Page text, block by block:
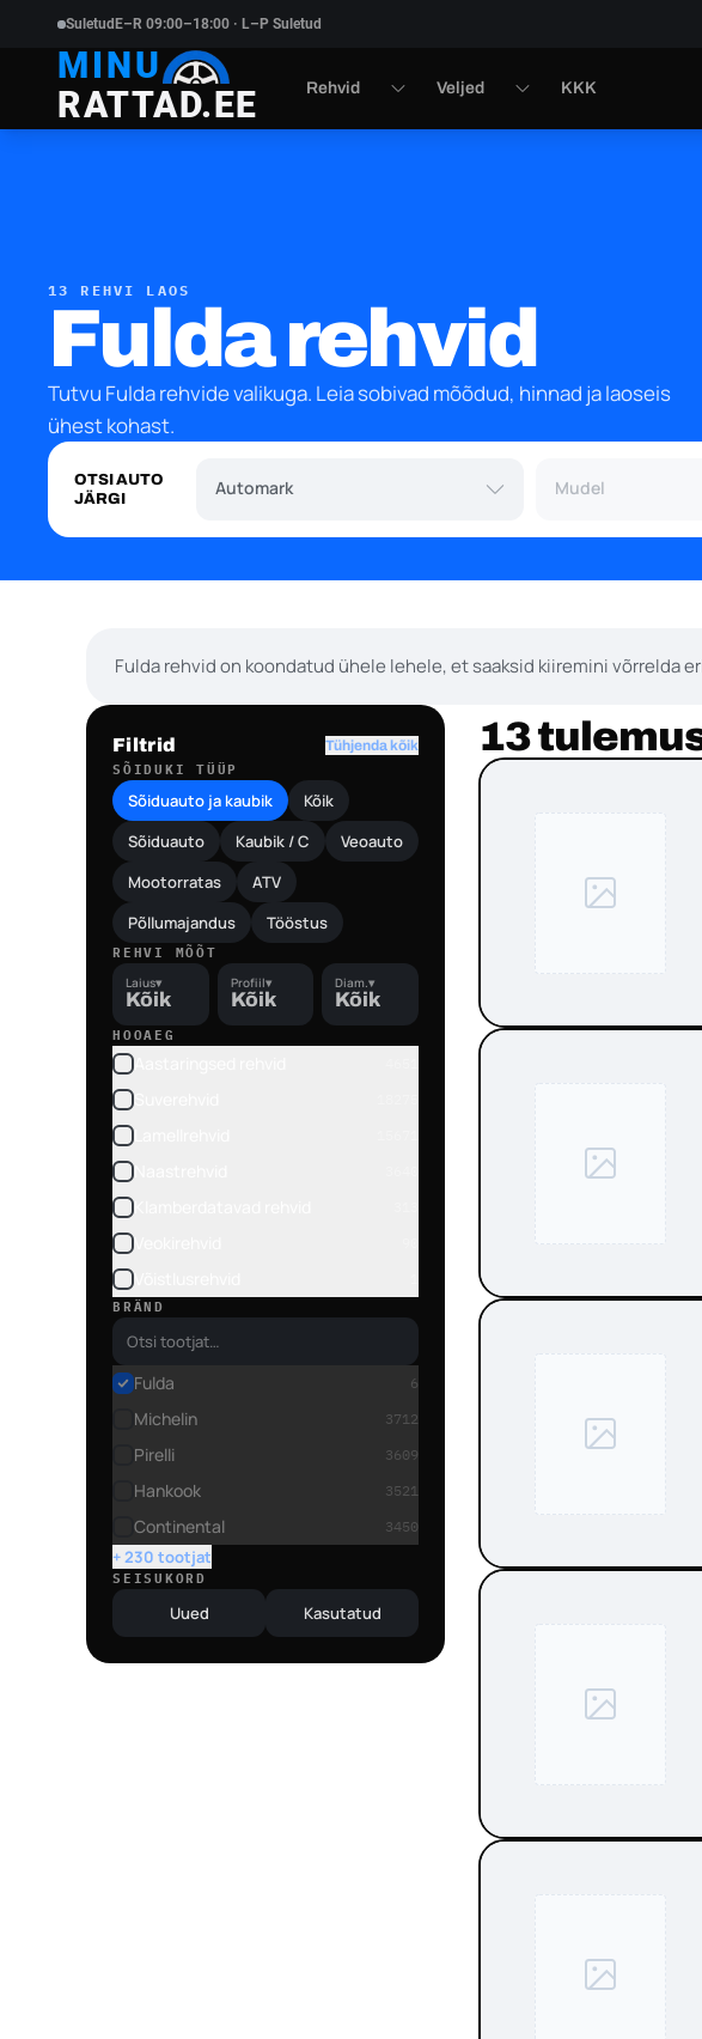
Suletud E–R 09:00–18:00 · L–P Suletud
MINU
RATTAD.EE
Rehvid Veljed KKK
13 REHVI LAOS
Fulda rehvid
Tutvu Fulda rehvide valikuga. Leia sobivad mõõdud, hinnad ja laoseis
ühest kohast.
OTSI AUTO
JÄRGI
Automark Mudel
Fulda rehvid on koondatud ühele lehele, et saaksid kiiremini võrrelda
Filtrid
Tühjenda kõik
SÕIDUKI TÜÜP
Sõiduauto ja kaubik
Kõik
Sõiduauto
Kaubik / C
Veoauto
Mootorratas
ATV
Põllumajandus
Tööstus
REHVI MÕÕT
Laius▾
Kõik
Profiil▾
Kõik
Diam.▾
Kõik
HOOAEG
BRÄND
Fulda 6
Michelin 3712
Pirelli 3609
Hankook 3521
Continental 3450
+ 230 tootjat
SEISUKORD
Uued Kasutatud
13